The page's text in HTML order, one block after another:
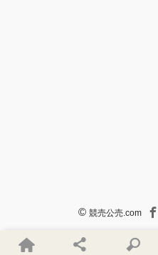
© 競売公売.com